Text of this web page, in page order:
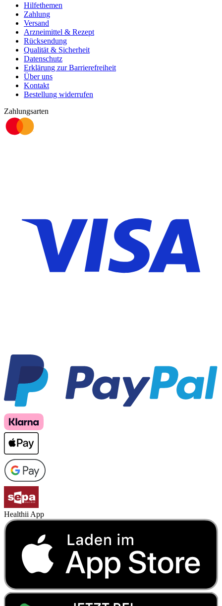
Hilfethemen
Zahlung
Versand
Arzneimittel & Rezept
Rücksendung
Qualität & Sicherheit
Datenschutz
Erklärung zur Barrierefreiheit
Über uns
Kontakt
Bestellung widerrufen
Zahlungsarten
Healthii App